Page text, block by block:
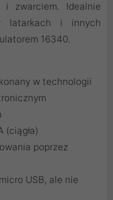
i zwarciem. Idealnie
latarkach i innych
16340.
w technologii
(ciągła)
poprzez
USB, ale nie